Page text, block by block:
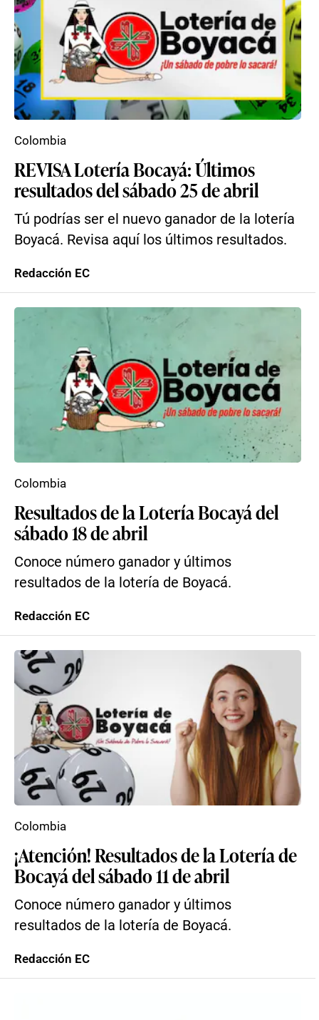
REVISA Lotería Bocayá: Últimos
resultados del sábado 25 de abril
Tú podrías ser el nuevo ganador de la lotería
Boyacá. Revisa aquí los últimos resultados.
Colombia
Redacción EC
Resultados de la Lotería Bocayá del
sábado 18 de abril
Conoce número ganador y últimos
resultados de la lotería de Boyacá.
Colombia
Redacción EC
¡Atención! Resultados de la Lotería de
Bocayá del sábado 11 de abril
Conoce número ganador y últimos
resultados de la lotería de Boyacá.
Colombia
Redacción EC